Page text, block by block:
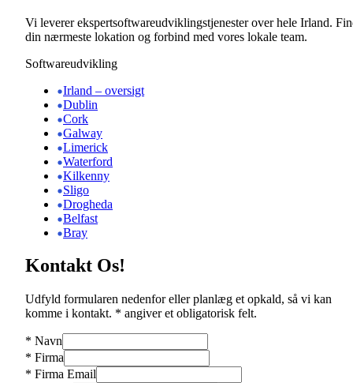
Vi leverer ekspertsoftwareudviklingstjenester over hele Irland.
din nærmeste lokation og forbind med vores lokale team.
Softwareudvikling
Irland – oversigt
Dublin
Cork
Galway
Limerick
Waterford
Kilkenny
Sligo
Drogheda
Belfast
Bray
Kontakt Os!
Udfyld formularen nedenfor eller planlæg et opkald, så vi kan
komme i kontakt. * angiver et obligatorisk felt.
* Navn
* Firma
* Firma Email